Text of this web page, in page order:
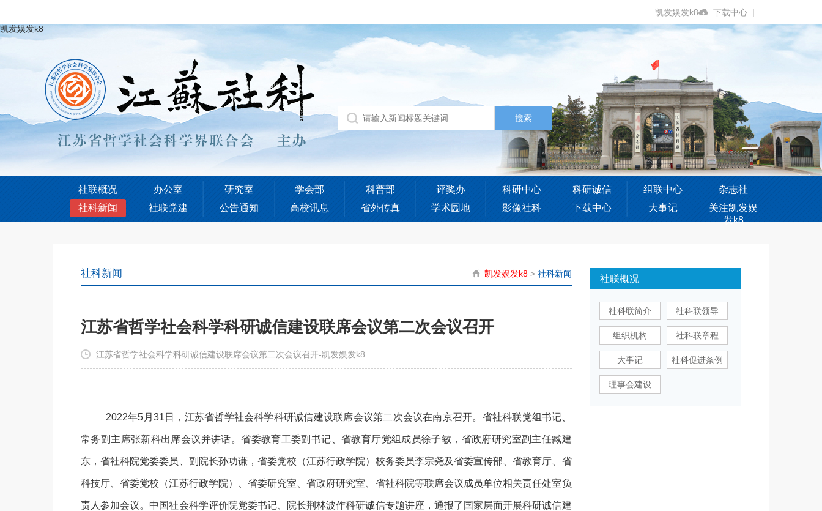
凯发娱发k8 下载中心 |
凯发娱发k8
社联概况 办公室 研究室 学会部 科普部 评奖办 科研中心 科研诚信 组联中心
杂志社
社科新闻
社联党建 公告通知 高校讯息 省外传真 学术园地 影像社科 下载中心 大事记
关注凯发娱
发k8
社科新闻 凯发娱发k8> 社科新闻
江苏省哲学社会科学科研诚信建设联席会议第二次会议召开
江苏省哲学社会科学科研诚信建设联席会议第二次会议召开-凯发娱发k8
2022年5月31日，江苏省哲学社会科学科研诚信建设联席会议第二次会议在南京召开。省社科联党组书记、
常务副主席张新科出席会议并讲话。省委教育工委副书记、省教育厅党组成员徐子敏，省政府研究室副主任臧建
东，省社科院党委委员、副院长孙功谦，省委党校（江苏行政学院）校务委员李宗尧及省委宣传部、省教育厅、省
科技厅、省委党校（江苏行政学院）、省委研究室、省政府研究室、省社科院等联席会议成员单位相关责任处室负
责人参加会议。中国社会科学评价院党委书记、院长荆林波作科研诚信专题讲座，通报了国家层面开展科研诚信建
社联概况
社科联简介 社科联领导
组织机构 社科联章程
大事记 社科促进条例
理事会建设